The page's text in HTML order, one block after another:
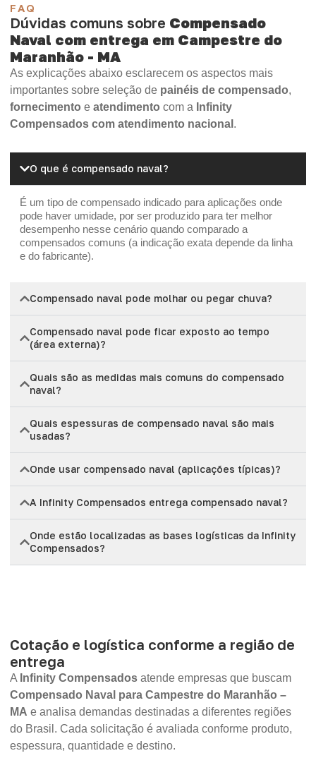
FAQ
Dúvidas comuns sobre Compensado
Naval com entrega em Campestre do
Maranhão - MA
As explicações abaixo esclarecem os aspectos mais
importantes sobre seleção de painéis de compensado,
fornecimento e atendimento com a Infinity
Compensados com atendimento nacional .
O que é compensado naval?
É um tipo de compensado indicado para aplicações onde
pode haver umidade, por ser produzido para ter melhor
desempenho nesse cenário quando comparado a
compensados comuns (a indicação exata depende da linha
e do fabricante).
Compensado naval pode molhar ou pegar chuva?
Compensado naval pode ficar exposto ao tempo
(área externa)?
Quais são as medidas mais comuns do compensado
naval?
Quais espessuras de compensado naval são mais
usadas?
Onde usar compensado naval (aplicações típicas)?
A Infinity Compensados entrega compensado naval?
Onde estão localizadas as bases logísticas da Infinity
Compensados?
Cotação e logística conforme a região de
entrega
A Infinity Compensados atende empresas que buscam
Compensado Naval para Campestre do Maranhão –
MA e analisa demandas destinadas a diferentes regiões
do Brasil. Cada solicitação é avaliada conforme produto,
espessura, quantidade e destino.